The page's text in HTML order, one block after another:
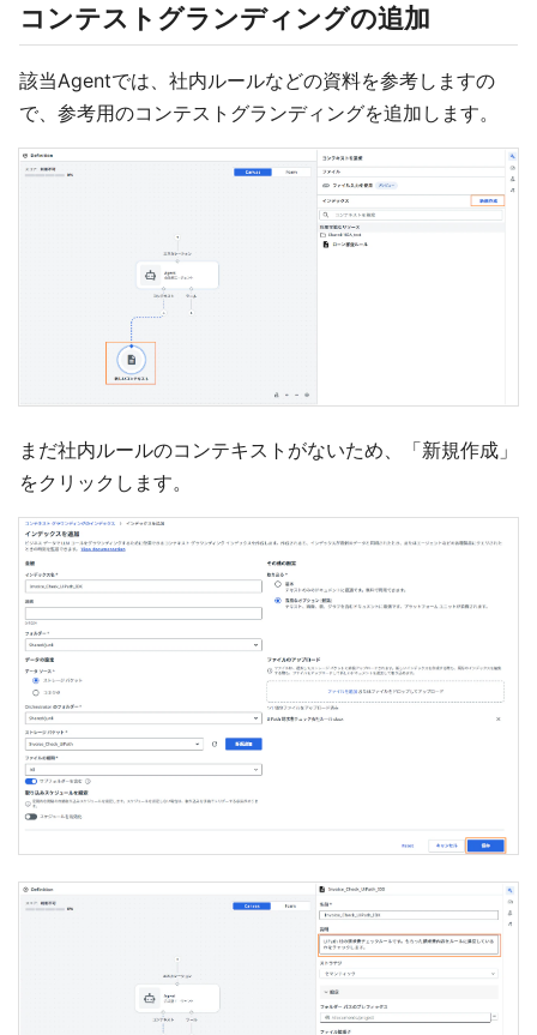
コンテストグランディングの追加
該当Agentでは、社内ルールなどの資料を参考しますの
で、参考用のコンテストグランディングを追加します。
まだ社内ルールのコンテキストがないため、「新規作成」
をクリックします。